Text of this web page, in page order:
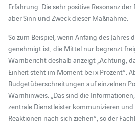
Erfahrung. Die sehr positive Resonanz
aber Sinn und Zweck dieser Maßnahme.
So zum Beispiel, wenn Anfang des
genehmigt ist, die Mittel nur begrenzt
Warnbericht deshalb anzeigt „Achtung,
Einheit steht im Moment bei x Prozent“.
Budgetüberschreitungen auf einzelnen
Warnhinweis. „Das sind die
zentrale Dienstleister kommunizieren
Reaktionen nach sich ziehen“, so der